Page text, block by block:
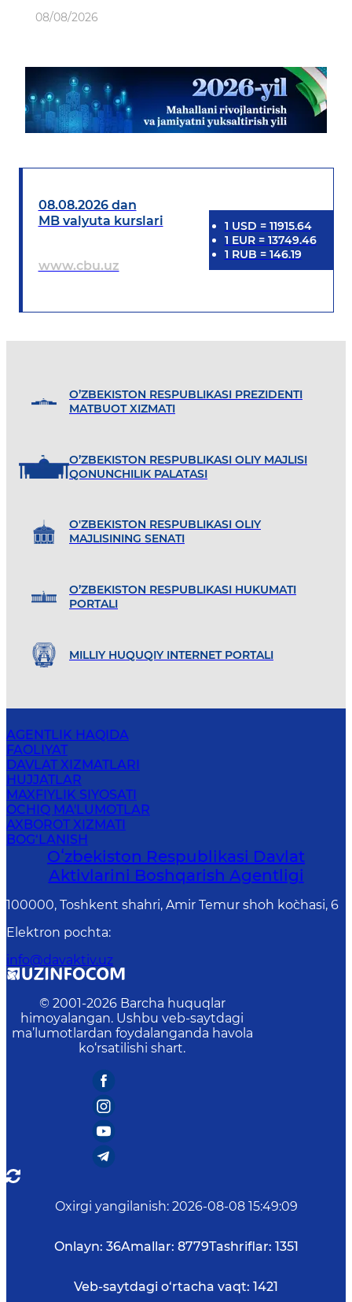
08/08/2026
08.08.2026 dan
MB valyuta kurslari
www.cbu.uz
1 USD = 11915.64
1 EUR= 13749.46
1 RUB = 146.19
O’ZBEKISTON RESPUBLIKASI PREZIDENTI
MATBUOT XIZMATI
O’ZBEKISTON RESPUBLIKASI OLIY MAJLISI
QONUNCHILIK PALATASI
O'ZBEKISTON RESPUBLIKASI OLIY
MAJLISINING SENATI
O’ZBEKISTON RESPUBLIKASI HUKUMATI
PORTALI
MILLIY HUQUQIY INTERNET PORTALI
AGENTLIK HAQIDA
FAOLIYAT
DAVLAT XIZMATLARI
HUJJATLAR
MAXFIYLIK SIYOSATI
OCHIQ MA'LUMOTLAR
AXBOROT XIZMATI
BOG‘LANISH
Oʻzbekiston Respublikasi Davlat
Aktivlarini Boshqarish Agentligi
100000, Toshkent shahri, Amir Temur shoh ko`chasi, 6
Elektron pochta:
info@davaktiv.uz
© 2001-2026 Barcha huquqlar
himoyalangan. Ushbu veb-saytdagi
ma’lumotlardan foydalanganda havola
ko‘rsatilishi shart.
Oxirgi yangilanish: 2026-08-08 15:49:09
Onlayn: 36Amallar: 8779Tashriflar: 1351
Veb-saytdagi o‘rtacha vaqt: 1421